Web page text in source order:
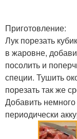
Приготовление:
Лук порезать
в жаровне,
посолить и
специи. Тушить
порезать так же
Добавить
периодически